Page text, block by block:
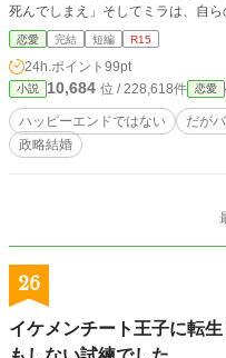
死んでしまえ」そしてミラは、自らの最
無事完結しました。応援ありがと
義で掲載してます。
恋愛 完結 短編 R15
24h.ポイント 99pt
小説 10,684 位 / 228,618件 恋愛
ハッピーエンドではない だが
政略結婚
26
イケメンチート王子に転